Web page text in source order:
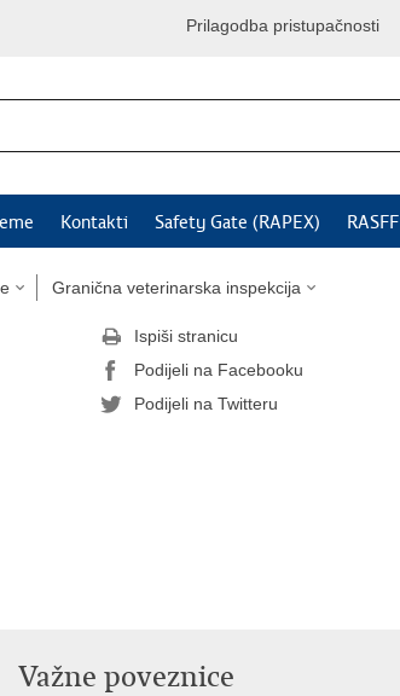
Prilagodba pristupačnosti
Kontakti Safety Gate (RAPEX) RASFF
Granična veterinarska inspekcija
Ispiši stranicu
Podijeli na Facebooku
Podijeli na Twitteru
Važne poveznice